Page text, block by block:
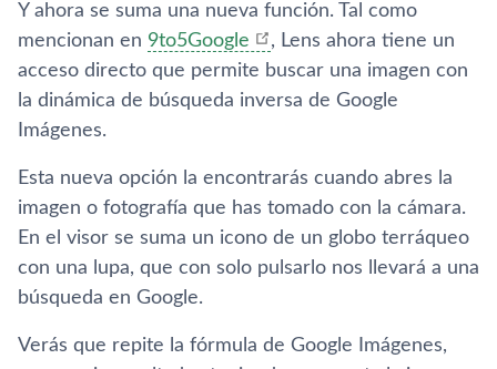
Y ahora se suma una nueva función. Tal como
mencionan en 9to5Google
, Lens ahora tiene un
acceso directo que permite buscar una imagen con
la dinámica de búsqueda inversa de Google
Imágenes.
Esta nueva opción la encontrarás cuando abres la
imagen o fotografía que has tomado con la cámara.
En el visor se suma un icono de un globo terráqueo
con una lupa, que con solo pulsarlo nos llevará a una
búsqueda en Google.
Verás que repite la fórmula de Google Imágenes,